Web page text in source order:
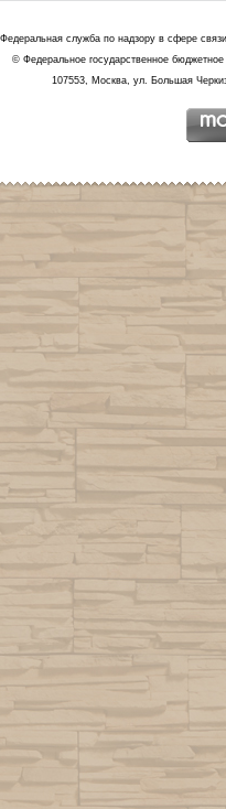
служба по надзору в сфере
© Федеральное государственное
107553, Москва, ул. Большая